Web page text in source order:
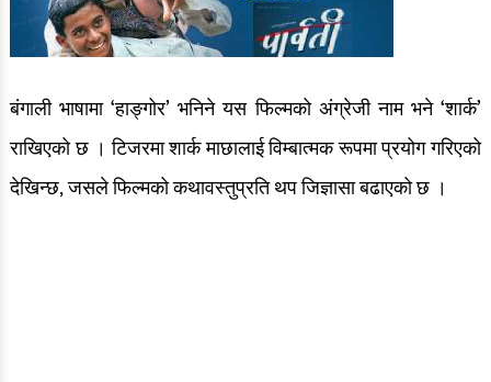
बंगाली भाषामा ‘हाङ्गोर’ भनिने यस फिल्मको अंग्रेजी नाम भने ‘शार्क’
राखिएको छ । टिजरमा शार्क माछालाई विम्बात्मक रूपमा प्रयोग गरिएको
देखिन्छ, जसले फिल्मको कथावस्तुप्रति थप जिज्ञासा बढाएको छ ।